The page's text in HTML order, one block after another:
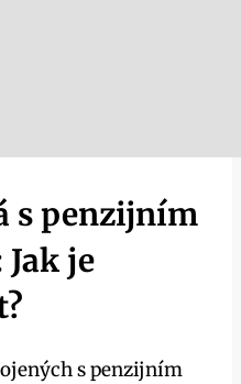
s penzijním
je
s penzijním